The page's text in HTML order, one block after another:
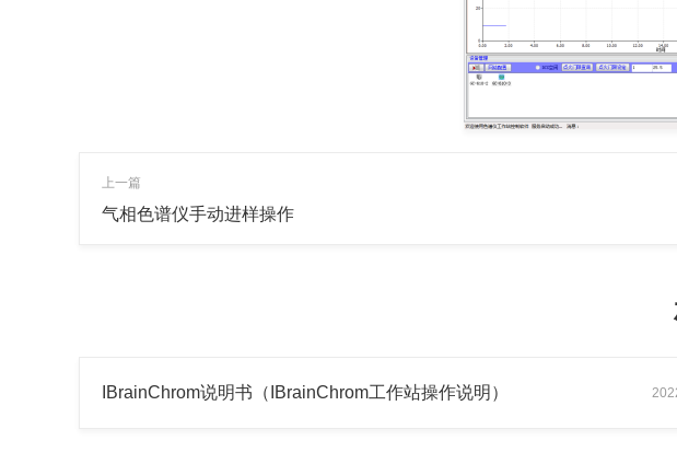
上一篇
气相色谱仪手动进样操作
IBrainChrom说明书（IBrainChrom工作站操作说明）